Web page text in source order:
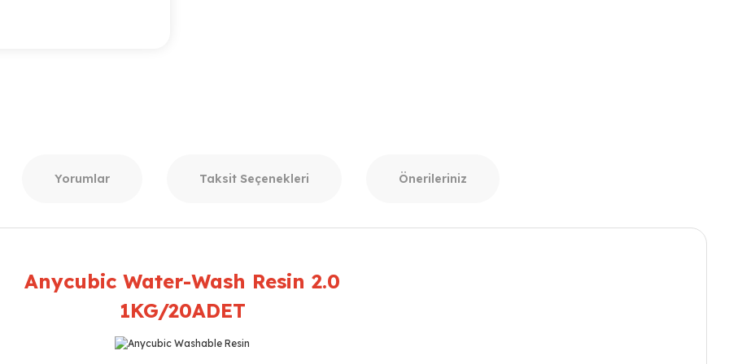
Yorumlar Taksit Seçenekleri Önerileriniz
Anycubic Water-Wash Resin 2.0
1KG/20ADET